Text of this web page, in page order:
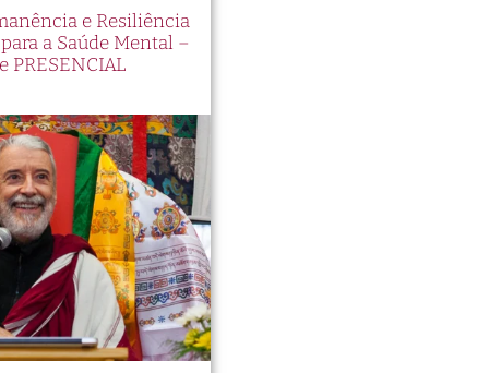
e Resiliência
a Saúde Mental –
PRESENCIAL